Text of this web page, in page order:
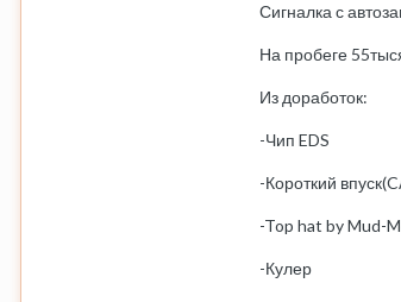
Сигналка с
На пробеге
Из доработок:
-Чип EDS
-Короткий
-Top hat by Mud-
-Кулер